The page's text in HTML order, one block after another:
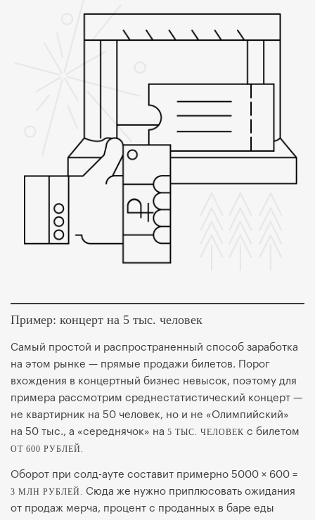
Пример: концерт на 5 тыс. человек
Самый простой и распространенный способ заработка
на этом рынке — прямые продажи билетов. Порог
вхождения в концертный бизнес невысок, поэтому для
примера рассмотрим среднестатистический концерт —
не квартирник на 50 человек, но и не «Олимпийский»
на 50 тыс., а «середнячок» на 5 ТЫС. ЧЕЛОВЕК с билетом
ОТ 600 РУБЛЕЙ.
Оборот при солд-ауте составит примерно 5000 × 600 =
3 МЛН РУБЛЕЙ. Сюда же нужно приплюсовать ожидания
от продаж мерча, процент с проданных в баре еды